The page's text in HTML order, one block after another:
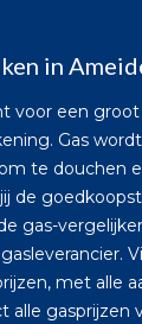
in
voor een groot
Gas
te douchen
de
gas-
met alle
alle gasprijzen